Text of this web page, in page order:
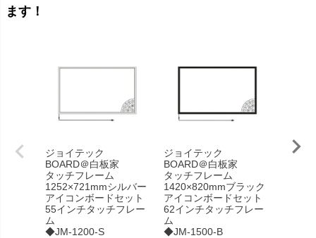
ます！
ジョイテック
BOARD＠白板家
タッチフレーム
1252×721mmシルバー
アイコンボードセット
55インチタッチフレー
ム
◆JM-1200-S
ジョイテック
BOARD＠白板家
タッチフレーム
1420×820mmブラック
アイコンボードセット
62インチタッチフレー
ム
◆JM-1500-B
ジョ